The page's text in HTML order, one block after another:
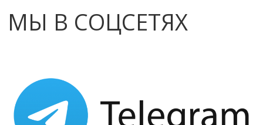
МЫ В СОЦСЕТЯХ